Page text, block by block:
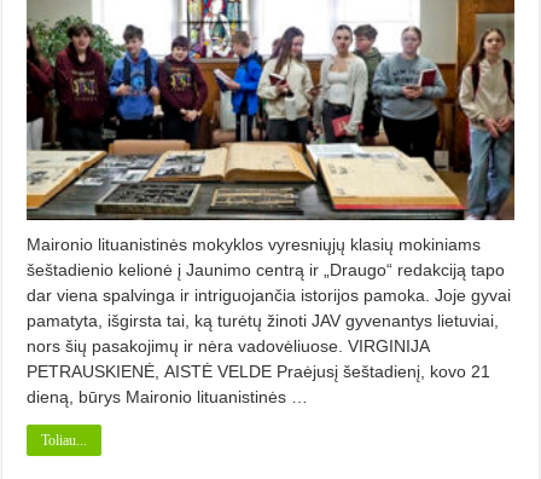
Maironio lituanistinės mokyklos vyresniųjų klasių mokiniams
šeštadienio kelionė į Jaunimo centrą ir „Draugo“ redakciją tapo
dar viena spalvinga ir intriguojančia istorijos pamoka. Joje gyvai
pamatyta, išgirsta tai, ką turėtų žinoti JAV gyvenantys lietuviai,
nors šių pasakojimų ir nėra vadovėliuose. VIRGINIJA
PETRAUSKIENĖ, AISTĖ VELDE Praėjusį šeštadienį, kovo 21
dieną, būrys Maironio lituanistinės …
Toliau...